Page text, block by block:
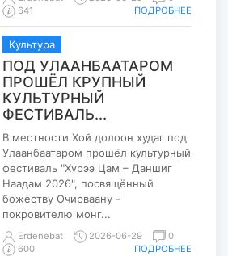
641
ПОДРОБНЕЕ
Kультура
ПОД УЛААНБААТАРОМ
ПРОШЁЛ КРУПНЫЙ
КУЛЬТУРНЫЙ
ФЕСТИВАЛЬ...
В местности Хой долоон худаг под
Улаанбаатаром прошёл культурный
фестиваль "Хүрээ Цам – Даншиг
Наадам 2026", посвящённый
божеству Очирваану -
покровителю монг...
Erdenebat 2026-06-29
0
600
ПОДРОБНЕЕ